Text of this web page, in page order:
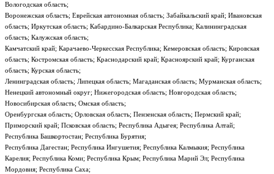
Вологодская область;
Воронежская область; Еврейская автономная область; Забайкальский край; Ивановская
область; Иркутская область; Кабардино-Балкарская Республика; Калининградская
область; Калужская область;
Камчатский край; Карачаево-Черкесская Республика; Кемеровская область; Кировская
область; Костромская область; Краснодарский край; Красноярский край; Курганская
область; Курская область;
Ленинградская область; Липецкая область; Магаданская область; Мурманская область;
Ненецкий автономный округ; Нижегородская область; Новгородская область;
Новосибирская область; Омская область;
Оренбургская область; Орловская область; Пензенская область; Пермский край;
Приморский край; Псковская область; Республика Адыгея; Республика Алтай;
Республика Башкортостан; Республика Бурятия;
Республика Дагестан; Республика Ингушетия; Республика Калмыкия; Республика
Карелия; Республика Коми; Республика Крым; Республика Марий Эл; Республика
Мордовия; Республика Саха;